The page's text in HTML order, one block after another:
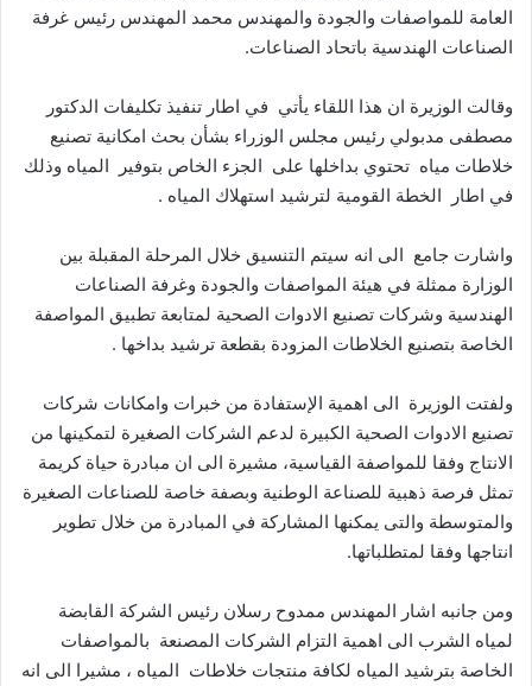
العامة للمواصفات والجودة والمهندس محمد المهندس رئيس غرفة
الصناعات الهندسية باتحاد الصناعات.
وقالت الوزيرة ان هذا اللقاء يأتي في اطار تنفيذ تكليفات الدكتور
مصطفى مدبولي رئيس مجلس الوزراء بشأن بحث امكانية تصنيع
خلاطات مياه تحتوي بداخلها على الجزء الخاص بتوفير المياه وذلك
في اطار الخطة القومية لترشيد استهلاك المياه .
واشارت جامع الى انه سيتم التنسيق خلال المرحلة المقبلة بين
الوزارة ممثلة في هيئة المواصفات والجودة وغرفة الصناعات
الهندسية وشركات تصنيع الادوات الصحية لمتابعة تطبيق المواصفة
الخاصة بتصنيع الخلاطات المزودة بقطعة ترشيد بداخها .
ولفتت الوزيرة الى اهمية الإستفادة من خبرات وامكانات شركات
تصنيع الادوات الصحية الكبيرة لدعم الشركات الصغيرة لتمكينها من
الانتاج وفقا للمواصفة القياسية، مشيرة الى ان مبادرة حياة كريمة
تمثل فرصة ذهبية للصناعة الوطنية وبصفة خاصة للصناعات الصغيرة
والمتوسطة والتى يمكنها المشاركة في المبادرة من خلال تطوير
انتاجها وفقا لمتطلباتها.
ومن جانبه اشار المهندس ممدوح رسلان رئيس الشركة القابضة
لمياه الشرب الى اهمية التزام الشركات المصنعة بالمواصفات
الخاصة بترشيد المياه لكافة منتجات خلاطات المياه ، مشيرا الى انه